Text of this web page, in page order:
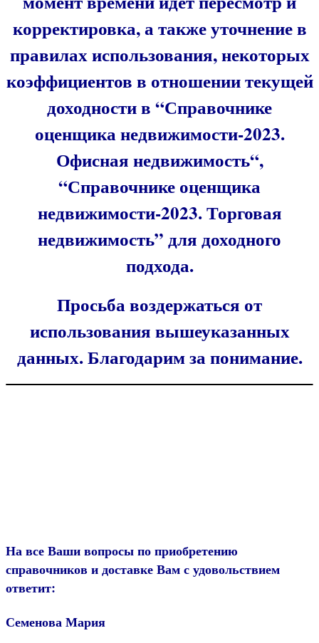
корректировка, а также уточнение в
правилах использования, некоторых
коэффициентов в отношении текущей
доходности в “Справочнике
оценщика недвижимости-2023.
Офисная недвижимость“,
“Справочнике оценщика
недвижимости-2023. Торговая
недвижимость” для доходного
подхода.
Просьба воздержаться от
использования вышеуказанных
данных. Благодарим за понимание.
На все Ваши вопросы по приобретению
справочников и доставке Вам с удовольствием
ответит:
Семенова Мария